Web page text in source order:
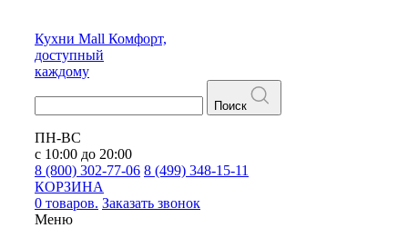
Кухни Mall Комфорт,
доступный
каждому
Поиск
ПН-ВС
с 10:00 до 20:00
8 (800) 302-77-06 8 (499) 348-15-11
КОРЗИНА
0 товаров. Заказать звонок
Меню